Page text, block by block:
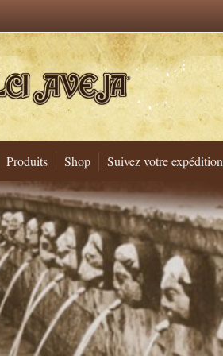
Produits Shop
Suivez votre expédition